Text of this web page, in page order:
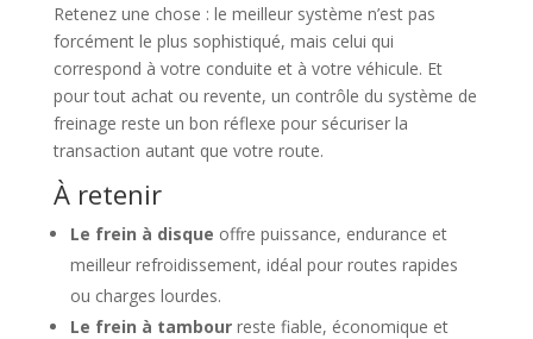
Retenez une chose : le meilleur système n’est pas
forcément le plus sophistiqué, mais celui qui
correspond à votre conduite et à votre véhicule. Et
pour tout achat ou revente, un contrôle du système de
freinage reste un bon réflexe pour sécuriser la
transaction autant que votre route.
À retenir
Le frein à disque offre puissance, endurance et
meilleur refroidissement, idéal pour routes rapides
ou charges lourdes.
Le frein à tambourreste fiable, économique et